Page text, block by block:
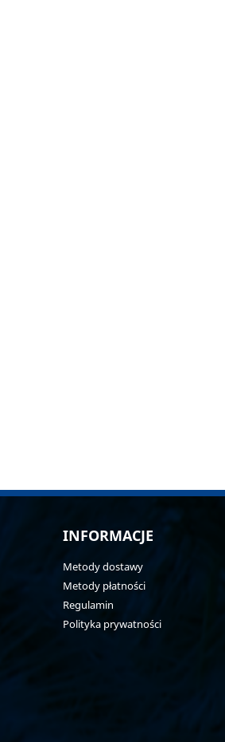
INFORMACJE
Metody dostawy
Metody płatności
Regulamin
Polityka prywatności